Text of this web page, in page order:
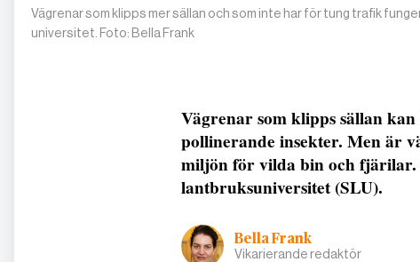
Vägrenar som klipps mer sällan och som inte har för tung trafik
universitet. Foto: Bella Frank
Vägrenar som klipps sällan
pollinerande insekter. Men är
miljön för vilda bin och fjärilar.
lantbruksuniversitet (SLU).
Bella Frank
Vikarierande redaktör